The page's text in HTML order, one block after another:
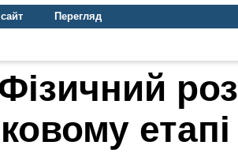
Перегляд